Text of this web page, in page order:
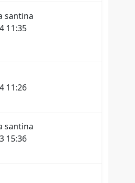
santina
11:35
11:26
santina
15:36